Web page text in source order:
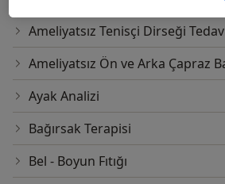
Ameliyatsız Tenisçi Dirseği
Ameliyatsız Ön ve Arka Çapraz
Ayak Analizi
Bağırsak Terapisi
Bel - Boyun Fıtığı